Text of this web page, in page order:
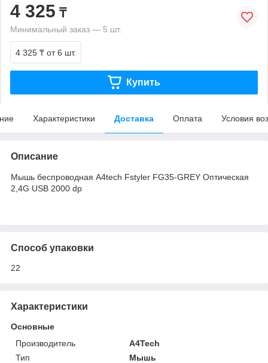
4 325 ₸
Минимальный заказ — 5 шт.
4 325 ₸ от 6 шт.
Купить
Характеристики Доставка Оплата Условия
Описание
Мышь беспроводная A4tech Fstyler FG35-GREY Оптическая
2,4G USB 2000 dp
Способ упаковки
22
Характеристики
Основные
Производитель
A4Tech
Тип
Мышь